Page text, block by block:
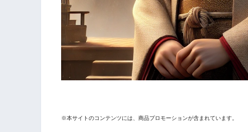
※本サイトのコンテンツには、商品プロモーションが含まれています。